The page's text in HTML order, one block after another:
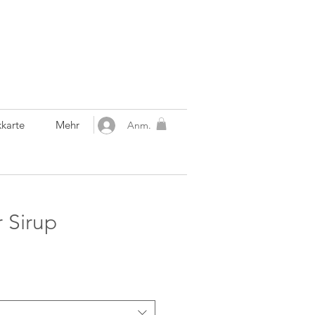
Anm.
Mehr
Sirup